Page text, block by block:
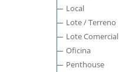
Local
Lote / Terreno
Lote Comercial
Oficina
Penthouse